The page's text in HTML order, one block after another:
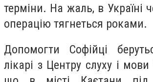
терміни. На жаль, в Україні
операцію тягнеться роками.
Допомогти Софійці
лікарі з Центру слуху і